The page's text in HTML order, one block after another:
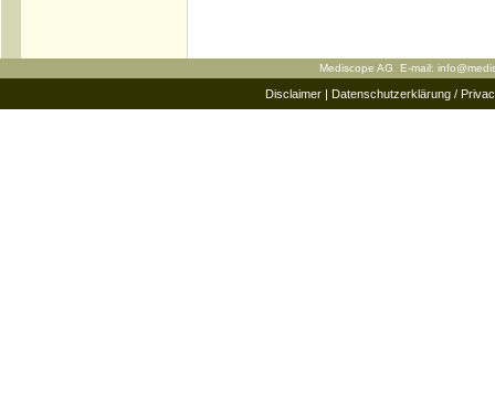
Mediscope AG E-mail:
Disclaimer| Datenschutzerklärung /